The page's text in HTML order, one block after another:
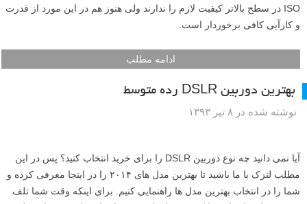
ISO در سطح بالاتر کیفیت لازم را ندارند ولی هنوز هم در این مورد از قدرت
و کارآیی کافی برخوردار است.
ادامه مطلب
بهترین دوربین DSLR رده متوسط
نوشته شده در ۸ تیر ۱۳۹۳
آیا نمی دانید چه نوع دوربین DSLR را برای خرید انتخاب کنید؟ پس در این
مطلب لنزک با ما باشید تا بهترین مدل های ۲۰۱۴ را در اینجا معرفی کرده و
شما را در انتخاب بهترین مدل ها راهنمایی کنیم. برای اینکه وقت شما تلف